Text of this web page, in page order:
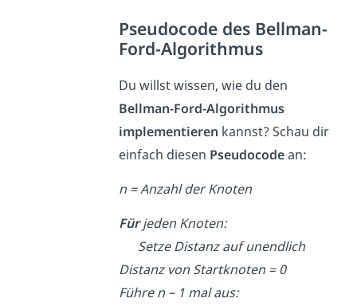
Pseudocode des Bellman-
Ford-Algorithmus
Du willst wissen, wie du den
Bellman-Ford-Algorithmus
implementieren kannst? Schau dir
einfach diesen Pseudocodean:
n = Anzahl der Knoten
Fürjeden Knoten:
Setze Distanz auf unendlich
Distanz von Startknoten = 0
Führe n – 1 mal aus: